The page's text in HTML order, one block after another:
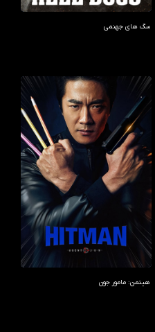
سگ های جهنمی
هیتمن: مامور جون